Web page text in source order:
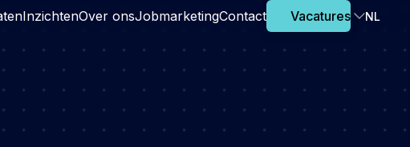
InzichtenOver onsJobmarketingContact Vacatures NL